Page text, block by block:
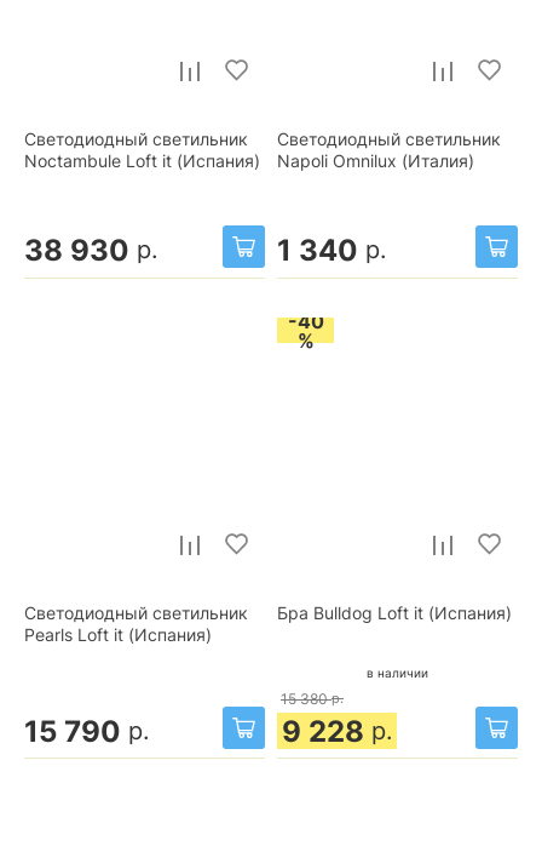
Светодиодный светильник
Noctambule Loft it (Испания)
38 930 р.
Светодиодный светильник
Napoli Omnilux (Италия)
1 340 р.
Светодиодный светильник
Pearls Loft it (Испания)
15 790 р.
-40
%
Бра Bulldog Loft it (Испания)
в наличии
15 380 р.
9 228 р.